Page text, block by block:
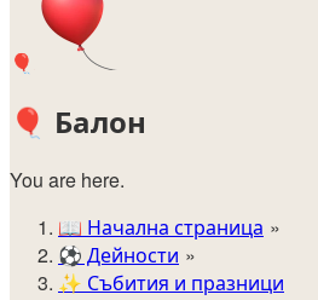
🎈
🎈 Балон
You are here.
📖 Начална страница
⚽️ Дейности
✨ Събития и празници